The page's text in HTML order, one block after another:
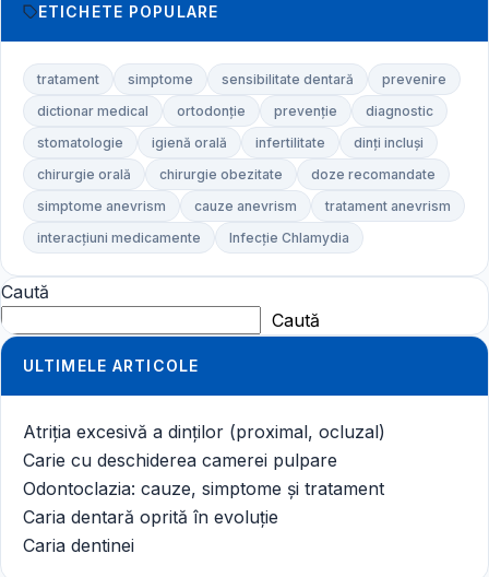
ETICHETE POPULARE
tratament simptome sensibilitate dentară
prevenire
dictionar medical
ortodonție prevenție
diagnostic
stomatologie
igienă orală infertilitate
dinți incluși
chirurgie orală
chirurgie obezitate
doze recomandate
simptome anevrism
cauze anevrism
tratament anevrism
interacțiuni medicamente
Infecție Chlamydia
Caută
Caută
ULTIMELE ARTICOLE
Atriția excesivă a dinților (proximal, ocluzal)
Carie cu deschiderea camerei pulpare
Odontoclazia: cauze, simptome și tratament
Caria dentară oprită în evoluție
Caria dentinei